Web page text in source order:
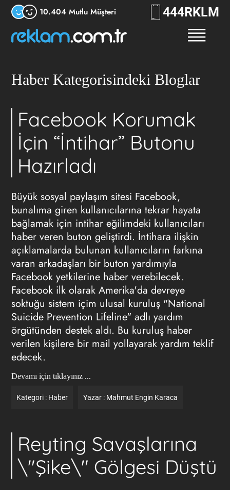
10.404 Mutlu Müşteri 444RKLM
Haber Kategorisindeki Bloglar
Facebook Korumak
İçin “İntihar” Butonu
Hazırladı
Büyük sosyal paylaşım sitesi Facebook,
bunalıma giren kullanıcılarına tekrar hayata
bağlamak için intihar eğilimdeki kullanıcıları
haber veren buton geliştirdi. İntihara ilişkin
açıklamalarda bulunan kullanıcıların farkına
varan arkadaşları bir buton yardımıyla
Facebook yetkilerine haber verebilecek.
Facebook ilk olarak Amerika'da devreye
soktuğu sistem içim ulusal kuruluş "National
Suicide Prevention Lifeline" adlı yardım
örgütünden destek aldı. Bu kuruluş haber
verilen kişilere bir mail yollayarak yardım teklif
edecek.
Devamı için tıklayınız ...
Kategori : Haber Yazar : Mahmut Engin Karaca
Reyting Savaşlarına
\"Şike\" Gölgesi Düştü